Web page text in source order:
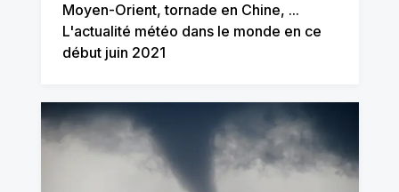
Moyen-Orient, tornade en Chine, ...
L'actualité météo dans le monde en ce
début juin 2021